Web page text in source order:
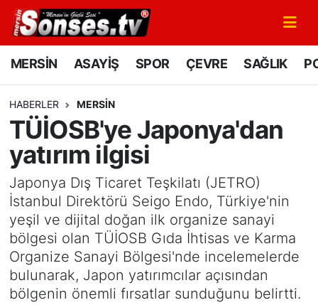
MERSİN ASAYİŞ SPOR ÇEVRE SAĞLIK
HABERLER MERSİN
TÜİOSB'ye Japonya'dan
yatırım ilgisi
Japonya Dış Ticaret Teşkilatı (JETRO)
İstanbul Direktörü Seigo Endo, Türkiye'nin
yeşil ve dijital doğan ilk organize sanayi
bölgesi olan TÜİOSB Gıda İhtisas ve Karma
Organize Sanayi Bölgesi'nde incelemelerde
bulunarak, Japon yatırımcılar açısından
bölgenin önemli fırsatlar sunduğunu belirtti.
MERSİN
SPOR
GÜNÜN MANŞETİ
DÜNYA
KÜLTÜR - SANAT
MAGAZİN
Mersin Nöbetçi Eczaneler
Mersin Namaz Vakitleri
Mersin Trafik Yoğunluk Haritası
Süper Lig Puan Durumu ve Fikstür
Tüm Manşetler
Son Dakika Haberleri